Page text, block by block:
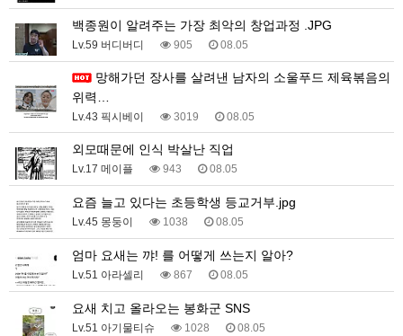
백종원이 알려주는 가장 최악의 창업과정 .JPG
Lv.59 버디버디 905 08.05
위력…
Lv.43 픽시베이 3019 08.05
외모때문에 인식 박살난 직업
Lv.17 메이플 943 08.05
요즘 늘고 있다는 초등학생 등교거부.jpg
Lv.45 몽둥이 1038 08.05
엄마 요새는 꺄! 를 어떻게 쓰는지 알아?
Lv.51 아라셀리 867 08.05
요새 치고 올라오는 봉화군 SNS
Lv.51 아기물티슈 1028 08.05